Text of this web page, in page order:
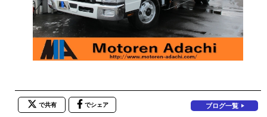
で共有 でシェア ブログ一覧